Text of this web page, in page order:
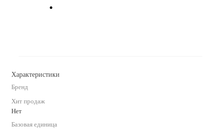
Характеристики
Бренд
Хит продаж
Нет
Базовая единица